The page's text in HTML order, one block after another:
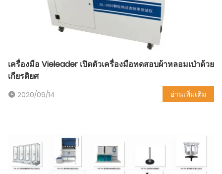
เครื่องมือ Vieleader เปิดตัวเครื่องมือทดสอบผ้าหลอมเป่าด้วย
เกียรติยศ
2020/09/14 อ่านเพิ่มเติม